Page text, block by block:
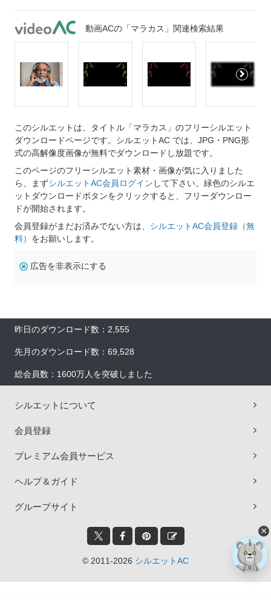
動画ACの「マラカス」関連検索結果
このシルエットは、タイトル「マラカス」のフリーシルエット
ダウンロードページです。シルエットAC では、JPG・PNG形
式の高解像度画像が無料でダウンロードし放題です。
このページのフリーシルエット素材・画像が気に入りました
ら、まずシルエットAC会員ログイン して下さい。緑色のシルエ
ットダウンロードボタンをクリックすると、フリーダウンロー
ドが開始されます。
会員登録がまだお済みでない方は、 シルエットAC会員登録（無
料） をお願いします。
広告を非表示にする
昨日のダウンロード数：2,555
先月のダウンロード数：69,528
総会員数：1600万人を突破しました
シルエットについて
会員登録
プレミアム会員サービス
ヘルプ＆ガイド
グループサイト
© 2011-2026 シルエットAC
×